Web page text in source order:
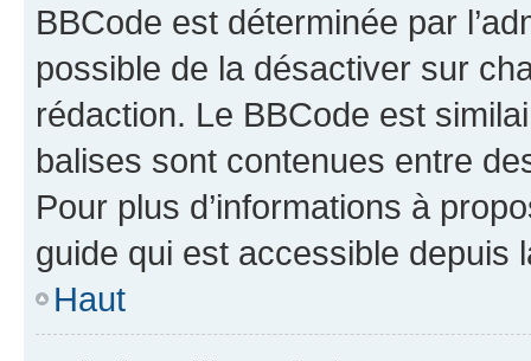
BBCode est déterminée par
possible de la désactiver sur
rédaction. Le BBCode est
balises sont contenues entre
Pour plus d’informations à
guide qui est accessible depuis
Haut